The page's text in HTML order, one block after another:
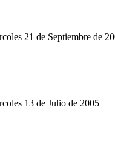
21 de Septiembre de
13 de Julio de 2005